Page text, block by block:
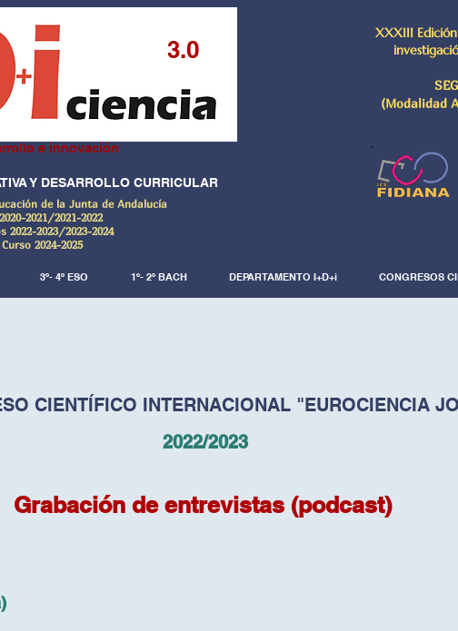
3.0
e innovación
Y DESARROLLO CURRICULAR
de la Junta de Andalucía
2021/2021-2022
2022-2023/2023-2024
2024-2025
XXXIII
(Modalidad
3º- 4º ESO 1º- 2º BACH DEPARTAMENTO I+D+i CONGRESOS
CIENTÍFICO INTERNACIONAL "EUROCIENCIA
2022/2023
Grabación de entrevistas (podcast)